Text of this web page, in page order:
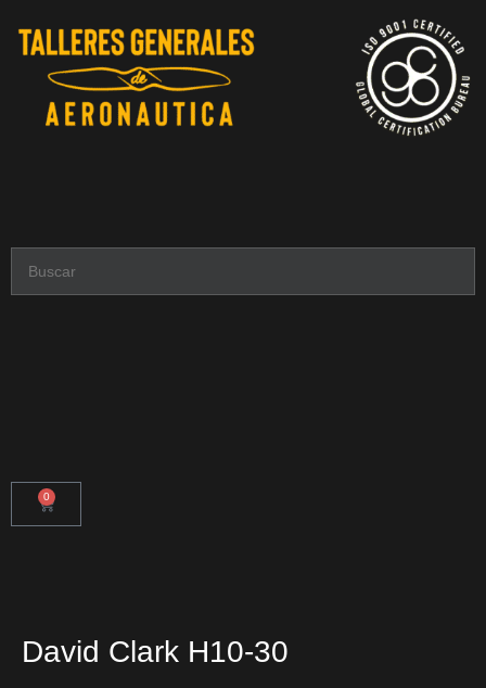
0
David Clark H10-30